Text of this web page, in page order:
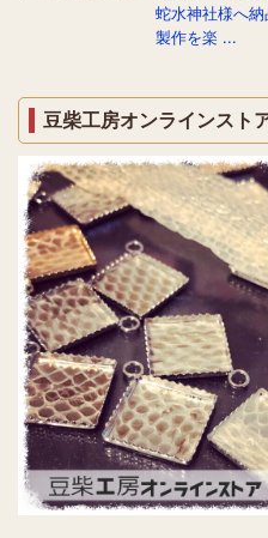
蛇水神社様へ
製作を楽 ...
豆柴工房オンラインスト